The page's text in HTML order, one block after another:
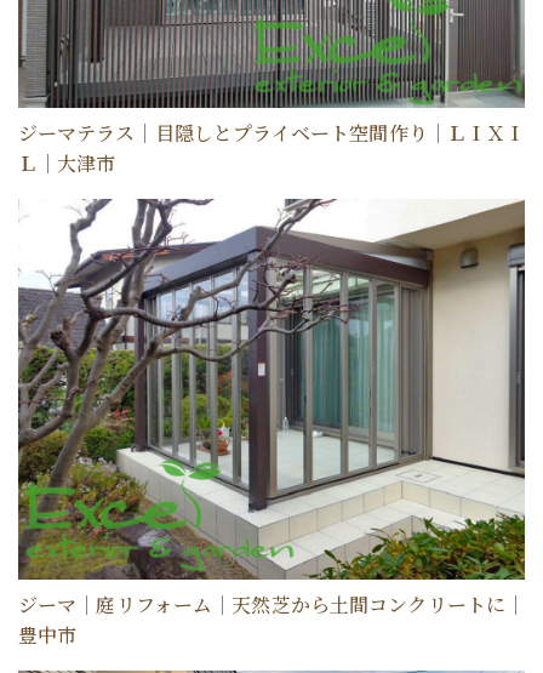
選ばれる理由
新着情報
施工事例
ショールーム案内
会社概要
受付時間：9:00～18:00 定休日：水曜日
ジーマテラス｜目隠しとプライベート空間作り｜ＬＩＸＩ
Ｌ｜大津市
ジーマ｜庭リフォーム｜天然芝から土間コンクリートに｜
豊中市